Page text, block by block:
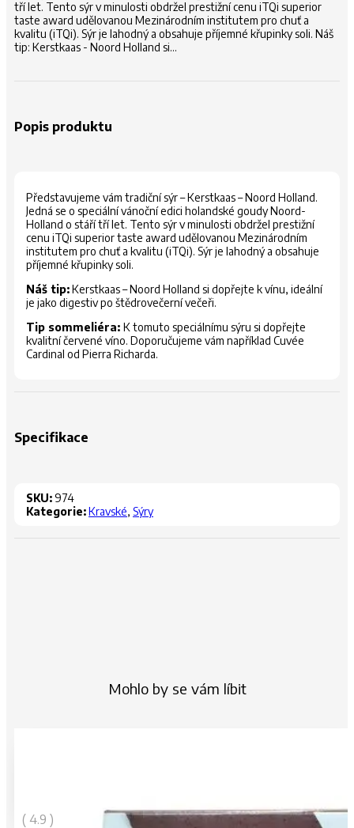
tří let. Tento sýr v minulosti obdržel prestižní cenu iTQi superior
taste award udělovanou Mezinárodním institutem pro chuť a
kvalitu (iTQi). Sýr je lahodný a obsahuje příjemné křupinky soli. Náš
tip: Kerstkaas - Noord Holland si…
Popis produktu
Představujeme vám tradiční sýr – Kerstkaas – Noord Holland.
Jedná se o speciální vánoční edici holandské goudy Noord-
Holland o stáří tří let. Tento sýr v minulosti obdržel prestižní
cenu iTQi superior taste award udělovanou Mezinárodním
institutem pro chuť a kvalitu (iTQi). Sýr je lahodný a obsahuje
příjemné křupinky soli.
Náš tip:Kerstkaas – Noord Holland si dopřejte k vínu, ideální
je jako digestiv po štědrovečerní večeři.
Tip sommeliéra: K tomuto speciálnímu sýru si dopřejte
kvalitní červené víno. Doporučujeme vám například Cuvée
Cardinal od Pierra Richarda.
Specifikace
SKU:974
Kategorie:Kravské, Sýry
Mohlo by se vám líbit
( 4.9 )
99Kč